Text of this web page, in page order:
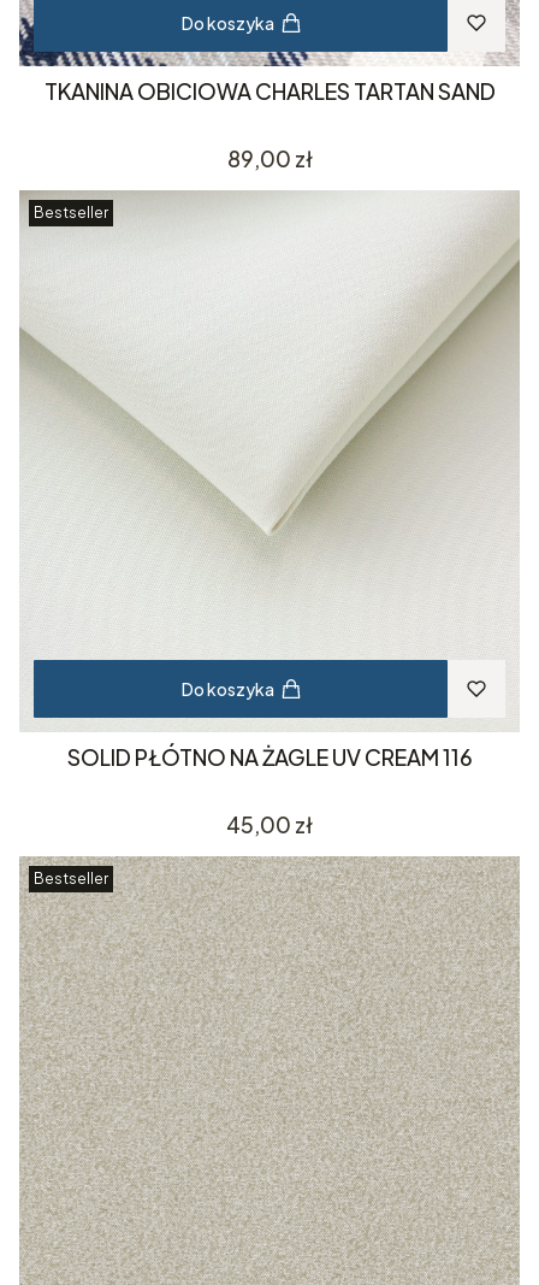
Do koszyka
TKANINA OBICIOWA CHARLES TARTAN SAND
Cena
89,00 zł
Bestseller
Do koszyka
SOLID PŁÓTNO NA ŻAGLE UV CREAM 116
Cena
45,00 zł
Bestseller